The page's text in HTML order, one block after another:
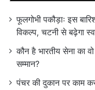
फूलगोभी पकौड़ाः इस
विकल्प, चटनी से बढ़ेगा
कौन है भारतीय सेना का
सम्मान?
पंचर की दुकान पर काम